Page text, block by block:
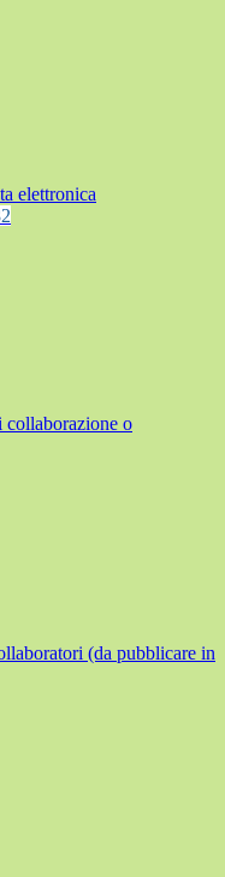
elettronica
o
(da pubblicare in